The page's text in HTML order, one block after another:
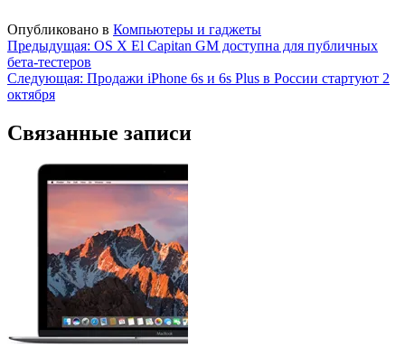
Опубликовано в Компьютеры и гаджеты
Навигация
по
записям
Предыдущая: OS X El Capitan GM доступна для публичных
бета-тестеров
Следующая: Продажи iPhone 6s и 6s Plus в России стартуют 2
октября
Связанные записи